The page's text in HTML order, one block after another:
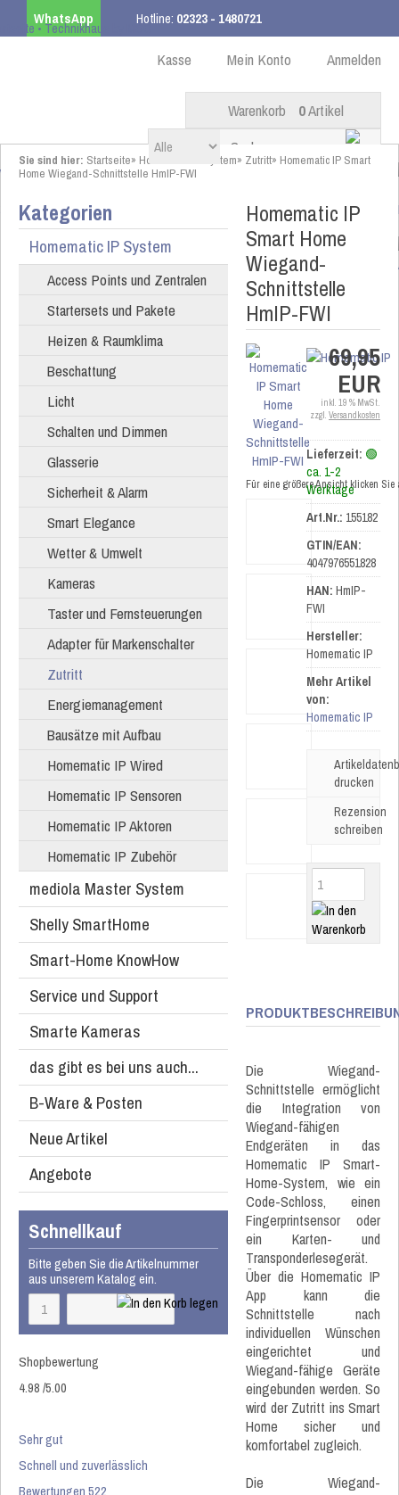
WhatsApp Hotline: 02323 - 1480721
ab 99,00 € innerhalb DE Anmelden
Mein Konto
Kasse
Warenkorb 0Artikel
Sie sind hier: Startseite» Homematic IP System» Zutritt» Homematic IP Smart
Home Wiegand-Schnittstelle HmIP-FWI
Kategorien
Homematic IP System
Access Points und Zentralen
Startersets und Pakete
Heizen & Raumklima
Beschattung
Licht
Schalten und Dimmen
Glasserie
Sicherheit & Alarm
Smart Elegance
Wetter & Umwelt
Kameras
Taster und Fernsteuerungen
Adapter für Markenschalter
Zutritt
Energiemanagement
Bausätze mit Aufbau
Homematic IP Wired
Homematic IP Sensoren
Homematic IP Aktoren
Homematic IP Zubehör
mediola Master System
Shelly SmartHome
Smart-Home KnowHow
Service und Support
Smarte Kameras
das gibt es bei uns auch...
B-Ware & Posten
Neue Artikel
Angebote
Schnellkauf
Bitte geben Sie die Artikelnummer
aus unserem Katalog ein.
Shopbewertung
4.98/5.00
Sehr gut
Schnell und zuverlässlich
Bewertungen 522
Homematic IP
Smart Home
Wiegand-
Schnittstelle
HmIP-FWI
Für eine größere Ansicht klicken
69,95
EUR
inkl. 19 % MwSt.
zzgl. Versandkosten
Lieferzeit: 🟢
ca. 1-2
Werktage
Art.Nr.: 155182
GTIN/EAN:
4047976551828
HAN: HmIP-
FWI
Hersteller:
Homematic IP
Mehr Artikel
von:
Homematic IP
drucken
Rezension
schreiben
Die Wiegand-
Schnittstelle ermöglicht
die Integration von
Wiegand-fähigen
Endgeräten in das
Homematic IP Smart-
Home-System, wie ein
Code-Schloss, einen
Fingerprintsensor oder
ein Karten- und
Transponderlesegerät.
Über die Homematic IP
App kann die
Schnittstelle nach
individuellen Wünschen
eingerichtet und
Wiegand-fähige Geräte
eingebunden werden. So
wird der Zutritt ins Smart
Home sicher und
komfortabel zugleich.
Die Wiegand-